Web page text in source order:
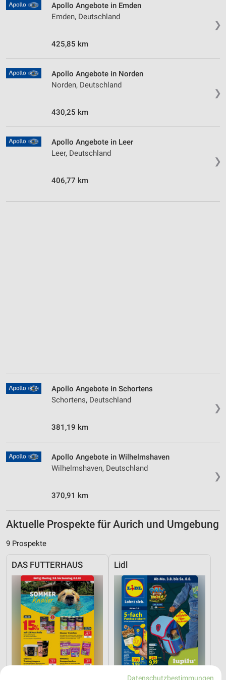
❯
Apollo Angebote in Emden
Emden, Deutschland
425,85 km
❯
Apollo Angebote in Norden
Norden, Deutschland
430,25 km
❯
Apollo Angebote in Leer
Leer, Deutschland
406,77 km
❯
Apollo Angebote in Schortens
Schortens, Deutschland
381,19 km
❯
Apollo Angebote in Wilhelmshaven
Wilhelmshaven, Deutschland
370,91 km
Aktuelle Prospekte für Aurich und Umgebung
9 Prospekte
DAS FUTTERHAUS Lidl
Datenschutzbestimmungen